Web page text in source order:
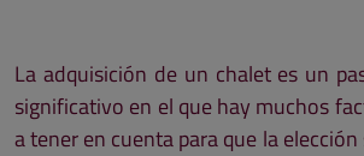
La adquisición de un chalet es un
significativo en el que hay muchos
a tener en cuenta para que la